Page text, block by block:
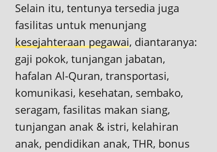
Selain itu, tentunya tersedia juga
fasilitas untuk menunjang
kesejahteraan pegawai, diantaranya:
gaji pokok, tunjangan jabatan,
hafalan Al-Quran, transportasi,
komunikasi, kesehatan, sembako,
seragam, fasilitas makan siang,
tunjangan anak & istri, kelahiran
anak, pendidikan anak, THR, bonus